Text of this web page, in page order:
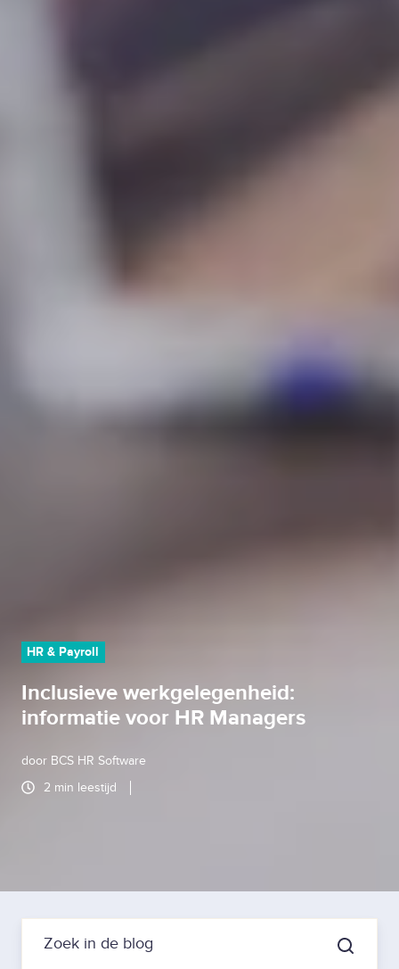
HR & Payroll
Inclusieve werkgelegenheid:
informatie voor HR Managers
door BCS HR Software
2 min leestijd